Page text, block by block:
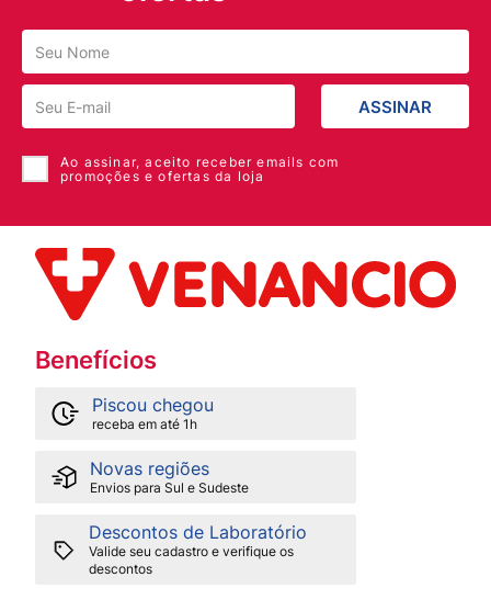
ASSINAR
Ao assinar, aceito receber emails com
promoções e ofertas da loja
Benefícios
Piscou chegou
receba em até 1h
Novas regiões
Envios para Sul e Sudeste
Descontos de Laboratório
Valide seu cadastro e verifique os
descontos